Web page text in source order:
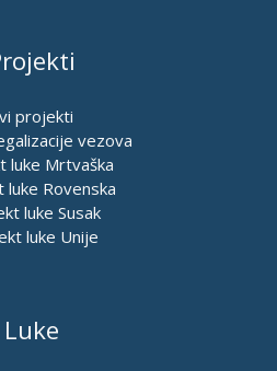
projekti
vezova
luke Mrtvaška
luke Rovenska
luke Susak
luke Unije
Luke